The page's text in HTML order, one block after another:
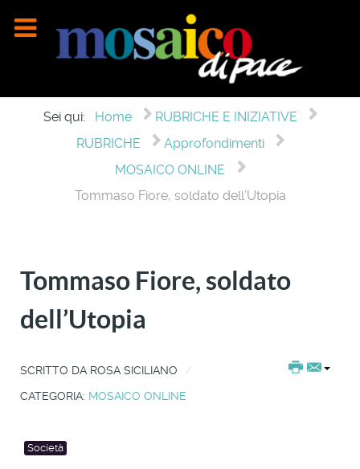
Sei qui: Home
RUBRICHE E INIZIATIVE
RUBRICHE
Approfondimenti
MOSAICO ONLINE
Tommaso Fiore, soldato dell’Utopia
Tommaso Fiore, soldato
dell’Utopia
SCRITTO DA ROSA SICILIANO
CATEGORIA: MOSAICO ONLINE
Società